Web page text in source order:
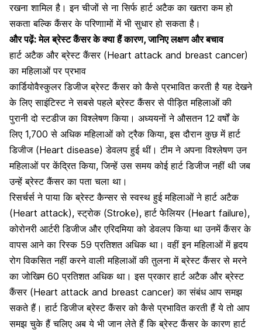
रखना शामिल है। इन चीजों से ना सिर्फ हार्ट अटैक का खतरा कम हो
सकता बल्कि कैंसर के परिणाामों में भी सुधार हो सकता है।
और पढ़ें:मेल ब्रेस्ट कैंसर के क्या हैं कारण, जानिए लक्षण और बचाव
हार्ट अटैक और ब्रेस्ट कैंसर (Heart attack and breast cancer)
का महिलाओं पर प्रभाव
कार्डियोवैस्कुलर डिजीज ब्रेस्ट कैंसर को कैसे प्रभावित करती है यह देखने
के लिए साइंटिस्ट ने सबसे पहलेब्रेस्ट कैंसर से पीड़ित महिलाओंकी
पुरानी दो स्टडीज का विश्लेषण किया। अध्ययनों ने औसतन 12 वर्षों के
लिए 1,700 से अधिक महिलाओं को ट्रैक किया, इस दौरान कुछ में हार्ट
डिजीज (Heart disease) डेवलप हुई थीं। टीम ने अपना विश्लेषण उन
महिलाओं पर केंद्रित किया, जिन्हें उस समय कोई हार्ट डिजीज नहीं थी जब
उन्हें ब्रेस्ट कैंसर का पता चला था।
रिसर्चर्स ने पाया कि ब्रेस्ट कैन्सर से स्वस्थ हुई महिलाओं ने हार्ट अटैक
(Heart attack), स्ट्रोक (Stroke), हार्ट फेलियर (Heart failure),
कोरोनरी आर्टरी डिजीज और एरिदमिया को डेवलप किया था उनमें कैंसर के
वापस आने का रिस्क 59 प्रतिशत अधिक था। वहीं इन महिलाओं में हृदय
रोग विकसित नहीं करने वाली महिलाओं की तुलना में ब्रेस्ट कैंसर से मरने
का जोखिम 60 प्रतिशत अधिक था। इस प्रकार हार्ट अटैक और ब्रेस्ट
कैंसर (Heart attack and breast cancer) का संबंध आप समझ
सकते हैं। हार्ट डिजीज ब्रेस्ट कैंसर को कैसे प्रभावित करती हैं ये तो आप
समझ चुके हैं चलिए अब ये भी जान लेते हैं कि ब्रेस्ट कैंसर के कारण हार्ट